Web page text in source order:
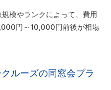
模やランクによって、費用
円～10,000円前後が相場
ルーズの同窓会プラ